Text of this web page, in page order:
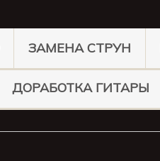
ЗАМЕНА СТРУН
ДОРАБОТКА ГИТАРЫ